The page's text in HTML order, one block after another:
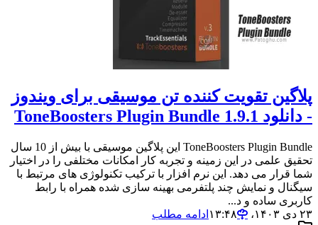
پلاگین تقویت کننده تن موسیقی برای ویندوز
- دانلود ToneBoosters Plugin Bundle 1.9.1
ToneBoosters Plugin Bundle این پلاگین موسیقی با بیش از 10 سال
تحقیق علمی در این زمینه و تجربه کار امکانات مختلفی را در اختیار
شما قرار می دهد. این نرم افزار با ترکیب تکنولوژی های مرتبط با
سیگنال و نمایش چند پلتفرمی بهینه سازی شده همراه با رابط
کاربری ساده و د...
۲۳ دی ۱۴۰۳،‏ ۱۳:۴۸
ادامه مطلب